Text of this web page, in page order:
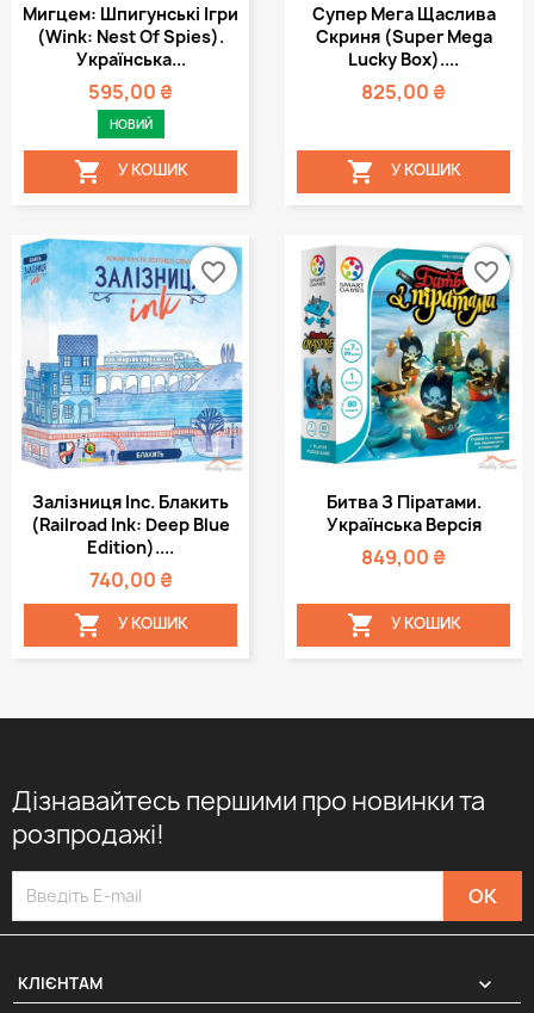
Мигцем: Шпигунські Ігри
(Wink: Nest Of Spies).
Українська...
595,00 ₴
НОВИЙ
 У КОШИК
Супер Мега Щаслива
Скриня (Super Mega
Lucky Box)....
825,00 ₴
 У КОШИК
Залізниця Inc. Блакить
(Railroad Ink: Deep Blue
Edition)....
740,00 ₴
 У КОШИК
favorite_border
Битва З Піратами.
Українська Версія
849,00 ₴
 У КОШИК
favorite_border
Дізнавайтесь першими про новинки та
розпродажі!
КЛІЄНТАМ 